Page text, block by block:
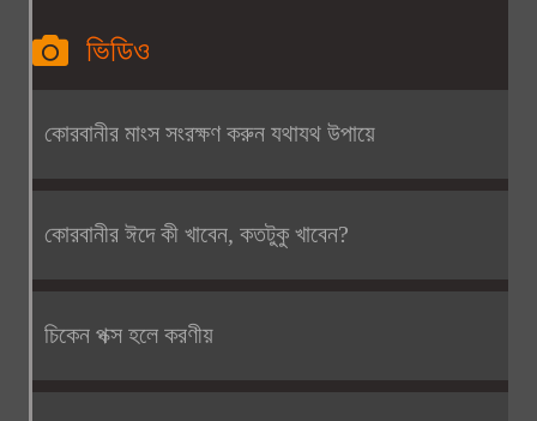
ভিডিও
কোরবানীর মাংস সংরক্ষণ করুন যথাযথ উপায়ে
কোরবানীর ঈদে কী খাবেন, কতটুকু খাবেন?
চিকেন পক্স হলে করণীয়